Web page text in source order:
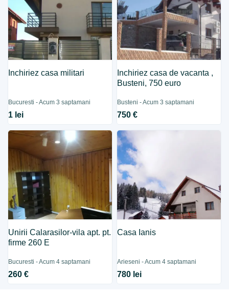
Inchiriez casa militari
Bucuresti - Acum 3 saptamani
1 lei
Inchiriez casa de vacanta ,
Busteni, 750 euro
Busteni - Acum 3 saptamani
750 €
Unirii Calarasilor-vila apt. pt.
firme 260 E
Bucuresti - Acum 4 saptamani
260 €
Casa Ianis
Arieseni - Acum 4 saptamani
780 lei